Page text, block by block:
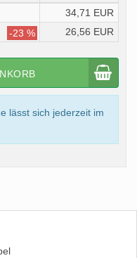
34,71 EUR
-23 % 26,56 EUR
lässt sich jederzeit im